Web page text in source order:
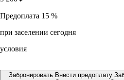
Предоплата 15 %
при заселении сегодня
условия
Забронировать Внести предоплату